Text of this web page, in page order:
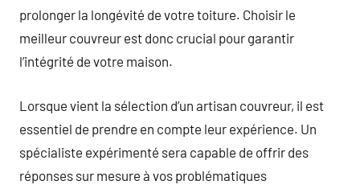
prolonger la longévité de votre toiture. Choisir le
meilleur couvreur est donc crucial pour garantir
l’intégrité de votre maison.
Lorsque vient la sélection d’un artisan couvreur, il est
essentiel de prendre en compte leur expérience. Un
spécialiste expérimenté sera capable de offrir des
réponses sur mesure à vos problématiques